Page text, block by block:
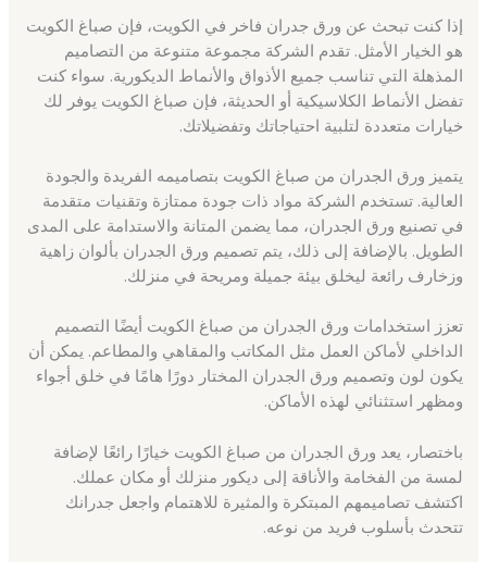
إذا كنت تبحث عن ورق جدران فاخر في الكويت، فإن صباغ الكويت
هو الخيار الأمثل. تقدم الشركة مجموعة متنوعة من التصاميم
المذهلة التي تناسب جميع الأذواق والأنماط الديكورية. سواء كنت
تفضل الأنماط الكلاسيكية أو الحديثة، فإن صباغ الكويت يوفر لك
خيارات متعددة لتلبية احتياجاتك وتفضيلاتك.
يتميز ورق الجدران من صباغ الكويت بتصاميمه الفريدة والجودة
العالية. تستخدم الشركة مواد ذات جودة ممتازة وتقنيات متقدمة
في تصنيع ورق الجدران، مما يضمن المتانة والاستدامة على المدى
الطويل. بالإضافة إلى ذلك، يتم تصميم ورق الجدران بألوان زاهية
وزخارف رائعة ليخلق بيئة جميلة ومريحة في منزلك.
تعزز استخدامات ورق الجدران من صباغ الكويت أيضًا التصميم
الداخلي لأماكن العمل مثل المكاتب والمقاهي والمطاعم. يمكن أن
يكون لون وتصميم ورق الجدران المختار دورًا هامًا في خلق أجواء
ومظهر استثنائي لهذه الأماكن.
باختصار، يعد ورق الجدران من صباغ الكويت خيارًا رائعًا لإضافة
لمسة من الفخامة والأناقة إلى ديكور منزلك أو مكان عملك.
اكتشف تصاميمهم المبتكرة والمثيرة للاهتمام واجعل جدرانك
تتحدث بأسلوب فريد من نوعه.